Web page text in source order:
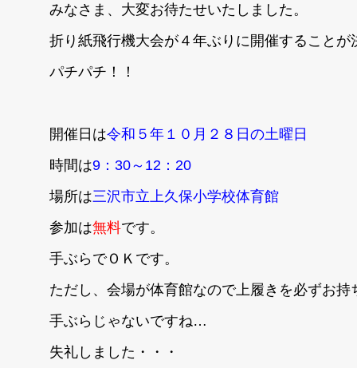
みなさま、大変お待たせいたしました。
折り紙飛行機大会が４年ぶりに開催することが
パチパチ！！
開催日は令和５年１０月２８日の土曜日
時間は9：30～12：20
場所は三沢市立上久保小学校体育館
参加は無料です。
手ぶらでＯＫです。
ただし、会場が体育館なので上履きを必ずお持
手ぶらじゃないですね…
失礼しました・・・